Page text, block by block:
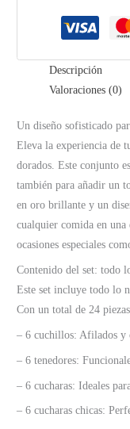
Descripción
Valoraciones (0)
Un diseño sofisticado
Eleva la experiencia de
dorados. Este conjunto
también para añadir un
en oro brillante y un
cualquier comida en
ocasiones especiales
Contenido del set: todo
Este set incluye todo lo
Con un total de 24
– 6 cuchillos: Afilados y
– 6 tenedores:
– 6 cucharas: Ideales
– 6 cucharas chicas: